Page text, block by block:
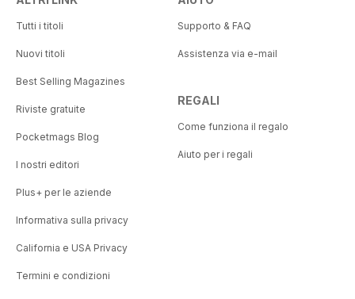
Tutti i titoli
Nuovi titoli
Best Selling Magazines
Riviste gratuite
Pocketmags Blog
I nostri editori
Plus+ per le aziende
Informativa sulla privacy
California e USA Privacy
Termini e condizioni
Supporto & FAQ
Assistenza via e-mail
REGALI
Come funziona il regalo
Aiuto per i regali